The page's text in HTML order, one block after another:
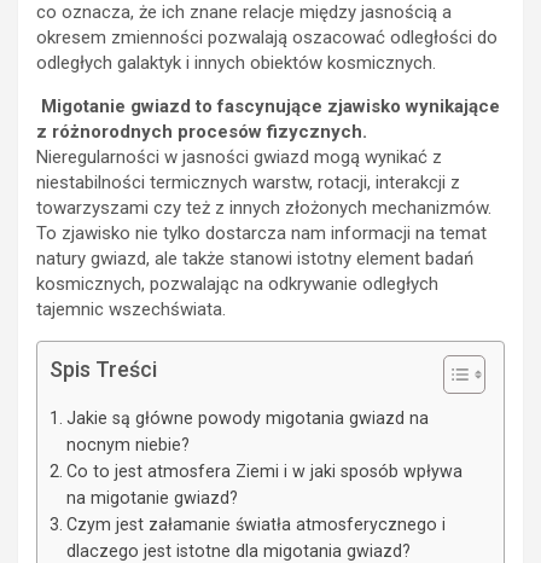
co oznacza, że ich znane relacje między jasnością a
okresem zmienności pozwalają oszacować odległości do
odległych galaktyk i innych obiektów kosmicznych.
Migotanie gwiazd to fascynujące zjawisko wynikające
z różnorodnych procesów fizycznych.
Nieregularności w jasności gwiazd mogą wynikać z
niestabilności termicznych warstw, rotacji, interakcji z
towarzyszami czy też z innych złożonych mechanizmów.
To zjawisko nie tylko dostarcza nam informacji na temat
natury gwiazd, ale także stanowi istotny element badań
kosmicznych, pozwalając na odkrywanie odległych
tajemnic wszechświata.
Spis Treści
Jakie są główne powody migotania gwiazd na
nocnym niebie?
Co to jest atmosfera Ziemi i w jaki sposób wpływa
na migotanie gwiazd?
Czym jest załamanie światła atmosferycznego i
dlaczego jest istotne dla migotania gwiazd?